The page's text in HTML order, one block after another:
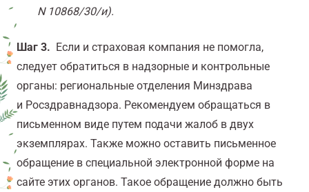
N 10868/30/и).
Шаг 3. Если и страховая компания не помогла,
следует обратиться в надзорные и контрольные
органы: региональные отделения Минздрава
и Росздравнадзора. Рекомендуем обращаться в
письменном виде путем подачи жалоб в двух
экземплярах. Также можно оставить письменное
обращение в специальной электронной форме на
сайте этих органов. Такое обращение должно быть